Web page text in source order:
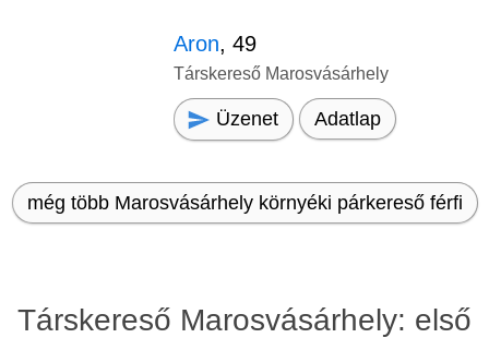
Aron, 49
Társkereső Marosvásárhely
Üzenet Adatlap
még több Marosvásárhely környéki párkereső férfi
Társkereső Marosvásárhely: első